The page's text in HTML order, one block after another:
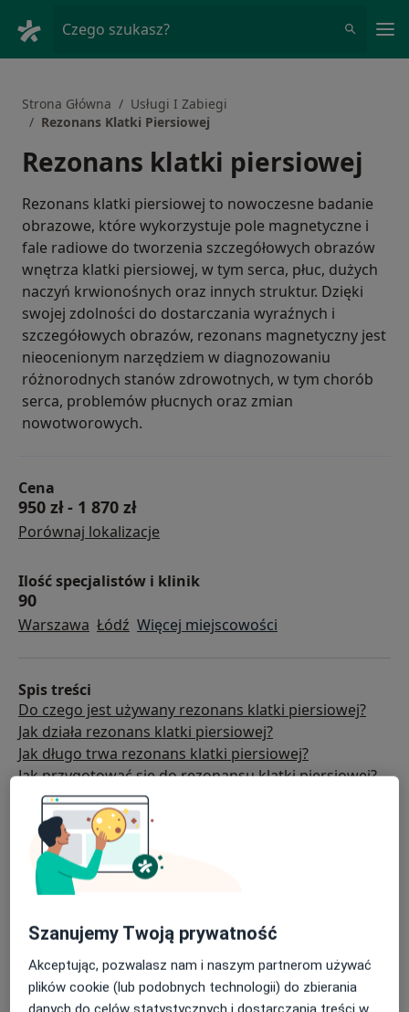
Czego szukasz?
Strona Główna
Usługi I Zabiegi
Rezonans Klatki Piersiowej
Rezonans klatki piersiowej
Rezonans klatki piersiowej to nowoczesne badanie
obrazowe, które wykorzystuje pole magnetyczne i
fale radiowe do tworzenia szczegółowych obrazów
wnętrza klatki piersiowej, w tym serca, płuc, dużych
naczyń krwionośnych oraz innych struktur. Dzięki
swojej zdolności do dostarczania wyraźnych i
szczegółowych obrazów, rezonans magnetyczny jest
nieocenionym narzędziem w diagnozowaniu
różnorodnych stanów zdrowotnych, w tym chorób
serca, problemów płucnych oraz zmian
nowotworowych.
Cena
950 zł- 1 870 zł
Porównaj lokalizacje
Ilość specjalistów i klinik
90
Warszawa Łódź Więcej miejscowości
Spis treści
Do czego jest używany rezonans klatki piersiowej?
Jak działa rezonans klatki piersiowej?
Jak długo trwa rezonans klatki piersiowej?
Jak przygotować się do rezonansu klatki piersiowej?
Ceny usługi wg miast
Rezonans klatki piersiowej: polecani specjaliści i
kliniki
Często zadawane pytania
Do czego jest używany rezonans
klatki piersiowej?
Szanujemy Twoją prywatność
Akceptując, pozwalasz nam i naszym partnerom używać
plików cookie (lub podobnych technologii) do zbierania